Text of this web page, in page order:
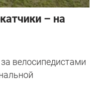
– на
велосипедистами